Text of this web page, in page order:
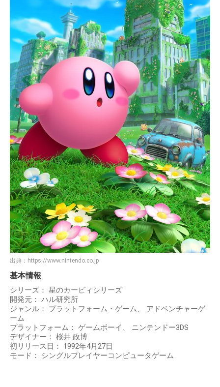
出典： https://www.nintendo.co.jp
基本情報
シリーズ： 星のカービィシリーズ
開発元： ハル研究所
ジャンル： プラットフォーム・ゲーム、 アドベンチャーゲ
ーム
プラットフォーム： ゲームボーイ、 ニンテンドー3DS
デザイナー： 桜井 政博
初リリース日： 1992年4月27日
モード： シングルプレイヤーコンピュータゲーム